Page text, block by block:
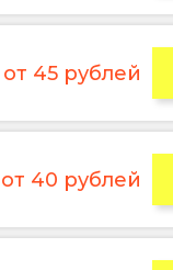
от 45 рублей
от 40 рублей